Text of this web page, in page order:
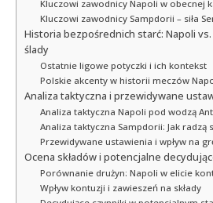
Kluczowi zawodnicy Napoli w obecnej
Kluczowi zawodnicy Sampdorii – siła
Historia bezpośrednich starć: Napoli
ślady
Ostatnie ligowe potyczki i ich kontekst
Polskie akcenty w historii meczów
Analiza taktyczna i przewidywane
Analiza taktyczna Napoli pod wodzą
Analiza taktyczna Sampdorii: Jak radzą
Przewidywane ustawienia i wpływ na
Ocena składów i potencjalne
Porównanie drużyn: Napoli w elicie
Wpływ kontuzji i zawieszeń na składy